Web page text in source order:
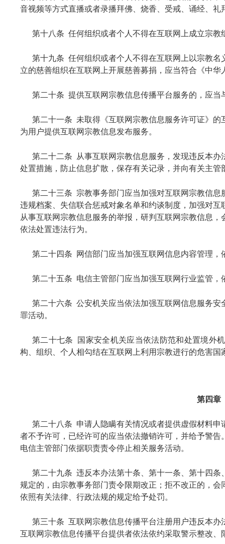
音视频等方式直播或者录播拜佛、烧香、受戒、诵经、礼
第十八条 任何组织或者个人不得在互联网上成立宗
第十九条 任何组织或者个人不得在互联网上以宗教
立的慈善组织在互联网上开展慈善募捐，应当符合《中
第二十条 提供互联网宗教信息传播平台服务的，应
第二十一条 未取得《互联网宗教信息服务许可证》
为用户提供互联网宗教信息发布服务。
第二十二条 从事互联网宗教信息服务，发现违反本
处置措施，防止信息扩散，保存有关记录，并向有关主管
第二十三条 宗教事务部门应当加强对互联网宗教信
违规档案、失信联合惩戒对象名单和约谈制度，加强对
从事互联网宗教信息服务的举报，研判互联网宗教信息
依法处置违法行为。
第二十四条 网信部门应当加强互联网信息内容管理，
第二十五条 电信主管部门应当加强互联网行业监管
第二十六条 公安机关应当依法加强互联网信息服务
罪活动。
第二十七条 国家安全机关应当依法防范和处置境外
构、组织、个人相勾结在互联网上利用宗教进行的危害国
第四章
第二十八条 申请人隐瞒有关情况或者提供虚假材料
者不予许可，已经许可的应当依法撤销许可，并给予警
电信主管部门依据职责责令停止相关服务活动。
第二十九条 违反本办法第十条、第十一条、第十四
规定的，由宗教事务部门责令限期改正；拒不改正的，
依照有关法律、行政法规的规定给予处罚。
第三十条 互联网宗教信息传播平台注册用户违反本
互联网宗教信息传播平台提供者依法依约采取警示整改